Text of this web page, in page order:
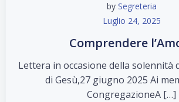
by Segreteria
Luglio 24, 2025
Comprendere
Lettera in occasione della solennità
di Gesù,27 giugno 2025 Ai
CongregazioneA […]